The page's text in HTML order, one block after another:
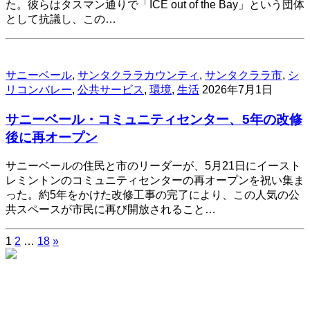
た。彼らはタスマン通りで「ICE out of the Bay」という団体
として抗議し、この…
サニーベール, サンタクララカウンティ , サンタクララ市, シ
リコンバレー, 公共サービス, 環境, 生活 2026年7月1日
サニーベール・コミュニティセンター、5年の改修
後に再オープン
サニーベールの住民と市のリーダーが、5月21日にイースト
レミントンのコミュニティセンターの再オープンを祝い集ま
った。約5年をかけた改修工事の完了により、この人気の公
共スペースが市民に再び開放されること…
投
1 2 … 18 »